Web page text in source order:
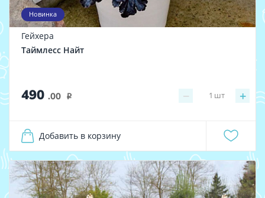
Новинка
Гейхера
Таймлесс Найт
490 .00 i − +
1 шт
Добавить в корзину